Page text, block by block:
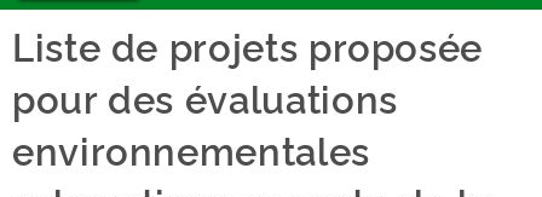
Liste de projets proposée
pour des évaluations
environnementales